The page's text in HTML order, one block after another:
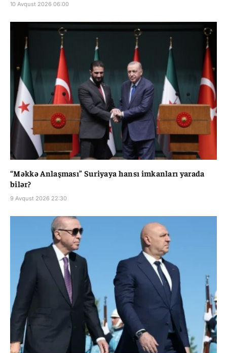
10 Avqust 2026 06:00
“Məkkə Anlaşması” Suriyaya hansı imkanları yarada
bilər?
9 Avqust 2026 22:30